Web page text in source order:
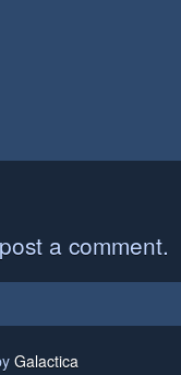
a comment.
Galactica